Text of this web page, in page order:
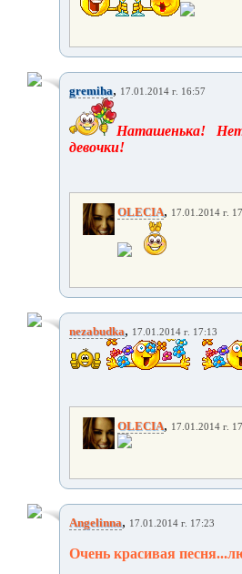
gremiha, 17.01.2014 г. 16:57
Наташенька!
девочки!
OLECIA, 17.01.2014 г.
nezabudka, 17.01.2014 г. 17:13
OLECIA, 17.01.2014 г.
Angelinna, 17.01.2014 г. 17:23
Очень красивая